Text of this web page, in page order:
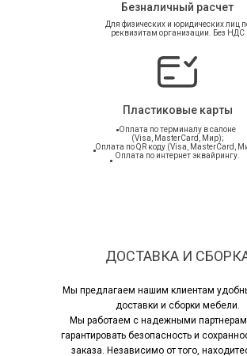
Оплата по терминалу в салоне
(Visa, MasterCard, Мир);
Оплата по QR коду (Visa, MasterCard,
Оплата по интернет эквайрингу.
Пластиковые карты
Для физических и юридических лиц
реквизитам организации. Без НДС
Безналичный расчет
ДОСТАВКА И
Мы предлагаем нашим клиентам
доставки и сборки мебели.
Мы работаем с надежными
гарантировать безопасность и
заказа. Независимо от того,